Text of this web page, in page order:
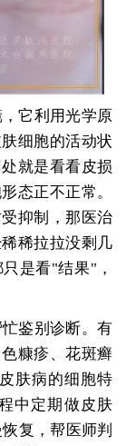
它利用光学原
细胞的活动状
就是看看皮损
态正不正常。
抑制，那医治
稀拉拉没剩几
是看"结果"，
鉴别诊断。有
糠疹、花斑癣
肤病的细胞特
中定期做皮肤
复，帮医师判